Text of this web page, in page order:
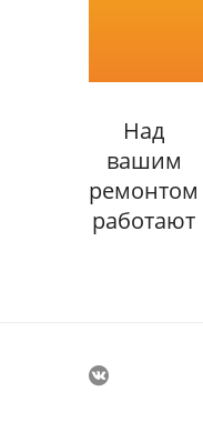
Над
вашим
ремонтом
работают